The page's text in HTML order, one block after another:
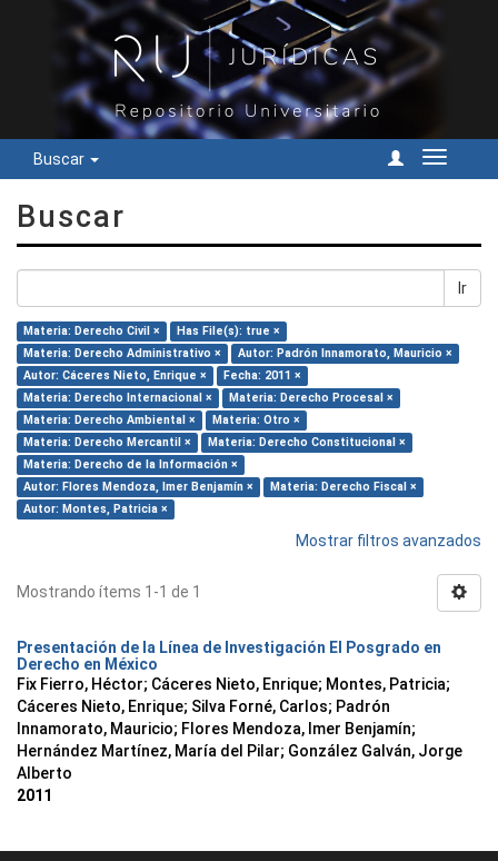
Buscar
Cambiar
Buscar
Ir
Materia: Derecho Civil ×
Has File(s): true ×
Materia: Derecho Administrativo ×
Autor: Padrón Innamorato, Mauricio ×
Autor: Cáceres Nieto, Enrique ×
Fecha: 2011 ×
Materia: Derecho Internacional ×
Materia: Derecho Procesal ×
Materia: Derecho Ambiental ×
Materia: Otro ×
Materia: Derecho Mercantil ×
Materia: Derecho Constitucional ×
Materia: Derecho de la Información ×
Autor: Flores Mendoza, Imer Benjamín ×
Materia: Derecho Fiscal ×
Autor: Montes, Patricia ×
Mostrar filtros avanzados
Mostrando ítems 1-1 de 1
Presentación de la Línea de Investigación El Posgrado en
Derecho en México
Fix Fierro, Héctor; Cáceres Nieto, Enrique; Montes, Patricia;
Cáceres Nieto, Enrique; Silva Forné, Carlos; Padrón
Innamorato, Mauricio; Flores Mendoza, Imer Benjamín;
Hernández Martínez, María del Pilar; González Galván, Jorge
Alberto
2011